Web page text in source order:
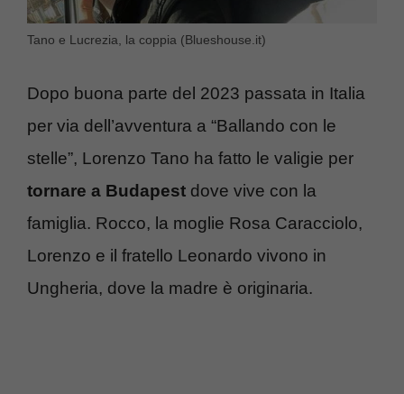
Tano e Lucrezia, la coppia (Blueshouse.it)
Dopo buona parte del 2023 passata in Italia
per via dell’avventura a “Ballando con le
stelle”, Lorenzo Tano ha fatto le valigie per
tornare a Budapest dove vive con la
famiglia. Rocco, la moglie Rosa Caracciolo,
Lorenzo e il fratello Leonardo vivono in
Ungheria, dove la madre è originaria.